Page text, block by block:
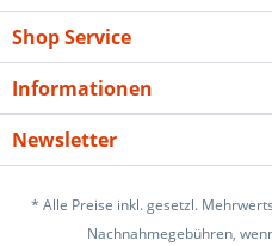
Shop Service
Informationen
Newsletter
* Alle Preise inkl. gesetzl.
Nachnahmegebühren,